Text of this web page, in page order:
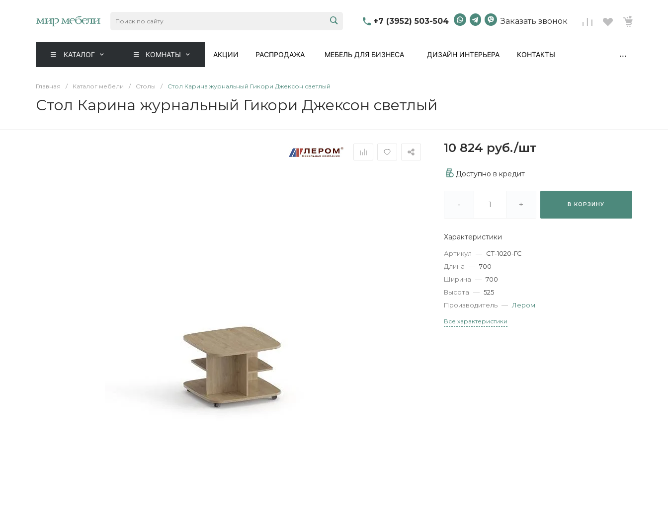
+7 (3952) 503-504 Заказать звонок
КАТАЛОГ КОМНАТЫ АКЦИИ РАСПРОДАЖА МЕБЕЛЬ ДЛЯ БИЗНЕСА ДИЗАЙН ИНТЕРЬЕРА КОНТАКТЫ ...
Главная / Каталог мебели / Столы / Стол Карина журнальный Гикори Джексон светлый
Стол Карина журнальный Гикори Джексон светлый
10 824 руб./шт
Доступно в кредит
- + В КОРЗИНУ
Характеристики
Артикул — СТ-1020-ГС
Длина — 700
Ширина — 700
Высота — 525
Производитель — Лером
Все характеристики